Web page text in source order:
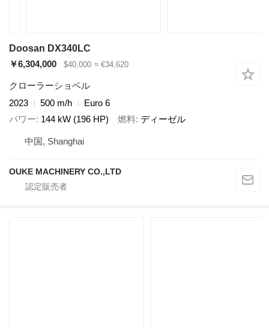
Doosan DX340LC
￥6,304,000
$40,000 ≈ €34,620
クローラーショベル
2023
500 m/h
Euro 6
パワー 144 kW (196 HP) 燃料 ディーゼル
中国, Shanghai
OUKE MACHINERY CO.,LTD